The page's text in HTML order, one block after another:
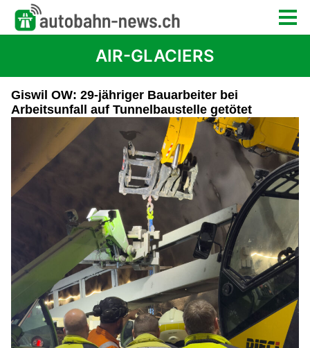
AIR-GLACIERS
Giswil OW: 29-jähriger Bauarbeiter bei
Arbeitsunfall auf Tunnelbaustelle getötet